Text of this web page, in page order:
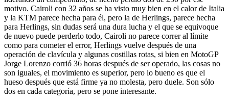
motivo. Cairoli con 32 años se ha visto muy bien en el calor de Italia
y la KTM parece hecha para él, pero la de Herlings, parece hecha
para Herlings, sin dudas será una dura lucha y el que se equivoque
de nuevo puede perderlo todo, Cairoli no parece correr al límite
como para cometer el error, Herlings vuelve después de una
operación de clavícula y algunas costillas rotas, si bien en MotoGP
Jorge Lorenzo corrió 36 horas después de ser operado, las cosas no
son iguales, el movimiento es superior, pero lo bueno es que el
hueso después que está firme ya no molesta, pero duele. Son sólo
dos en cada categoría, pero se pone interesante.